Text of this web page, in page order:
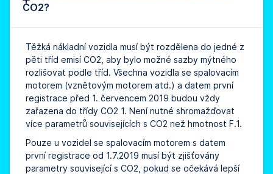
CO2?
Těžká nákladní vozidla musí být rozdělena do jedné z
pěti tříd emisí CO2, aby bylo možné sazby mýtného
rozlišovat podle tříd. Všechna vozidla se spalovacím
motorem (vznětovým motorem atd.) a datem první
registrace před 1. červencem 2019 budou vždy
zařazena do třídy CO2 1. Není nutné shromažďovat
více parametrů souvisejících s CO2 než hmotnost F.1.
Pouze u vozidel se spalovacím motorem s datem
první registrace od 1.7.2019 musí být zjišťovány
parametry související s CO2, pokud se očekává lepší